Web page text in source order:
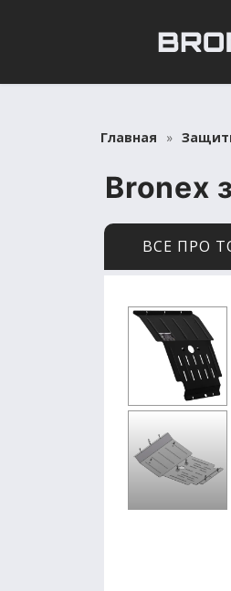
Главная
Bronex
ВСЕ ПРО